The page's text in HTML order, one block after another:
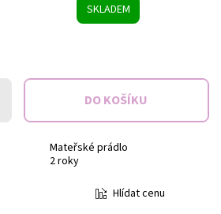
SKLADEM
Mateřské prádlo
2 roky
Hlídat cenu